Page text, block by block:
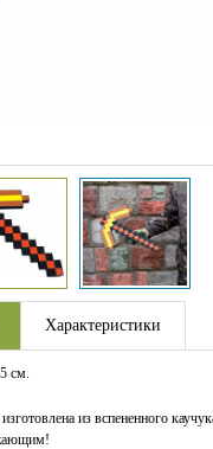
Характеристики
см.
из вспененного